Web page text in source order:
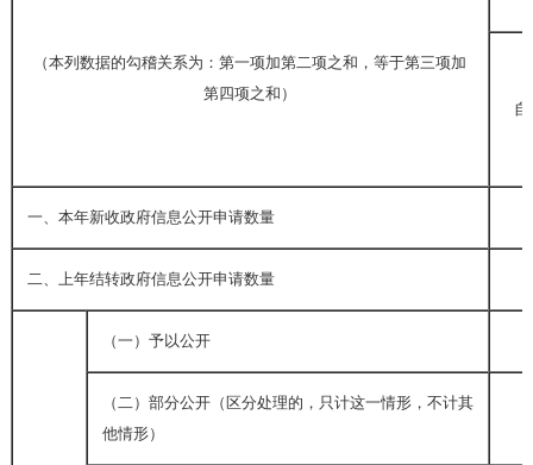
（本列数据的勾稽关系为：第一项加第二项之和，等于第三项加
第四项之和）
自
一、本年新收政府信息公开申请数量
二、上年结转政府信息公开申请数量
（一）予以公开
（二）部分公开（区分处理的，只计这一情形，不计其
他情形）